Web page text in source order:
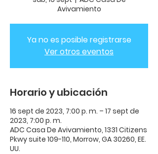
Avivamiento
Ya no es posible registrarse
Ver otros eventos
Horario y ubicación
16 sept de 2023, 7:00 p. m. – 17 sept de
2023, 7:00 p. m.
ADC Casa De Avivamiento, 1331 Citizens
Pkwy suite 109-110, Morrow, GA 30260, EE.
UU.